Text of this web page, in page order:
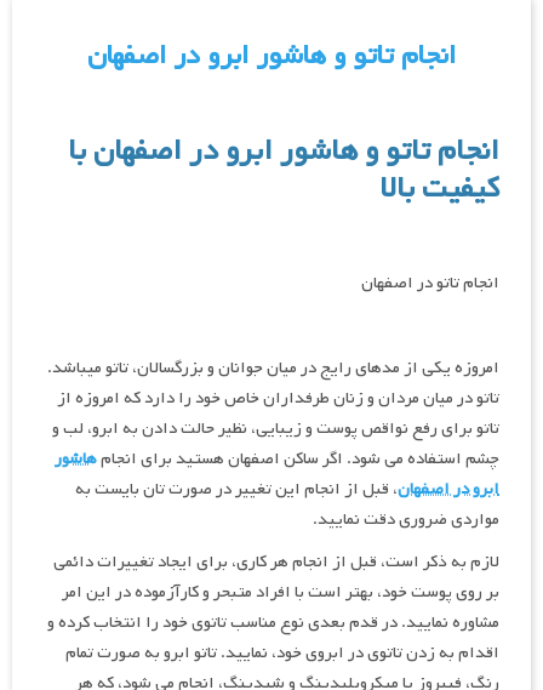
انجام تاتو و هاشور ابرو در اصفهان
انجام تاتو و هاشور ابرو در اصفهان با
کیفیت بالا
انجام تاتو در اصفهان
امروزه یکی از مدهای رایج در میان جوانان و بزرگسالان، تاتو میباشد.
تاتو در میان مردان و زنان طرفداران خاص خود را دارد که امروزه از
تاتو برای رفع نواقص پوست و زیبایی، نظیر حالت دادن به ابرو، لب و
چشم استفاده می شود. اگر ساکن اصفهان هستید برای انجامهاشور
ابرو در اصفهان، قبل از انجام این تغییر در صورت تان بایست به
مواردی ضروری دقت نمایید.
لازم به ذکر است، قبل از انجام هر کاری، برای ایجاد تغییرات دائمی
بر روی پوست خود، بهتر است با افراد متبحر و کارآزموده در این امر
مشاوره نمایید. در قدم بعدی نوع مناسب تاتوی خود را انتخاب کرده و
اقدام به زدن تاتوی در ابروی خود، نمایید. تاتو ابرو به صورت تمام
رنگ، فیبروز یا میکروبلیدینگ و شیدینگ، انجام می شود، که هر